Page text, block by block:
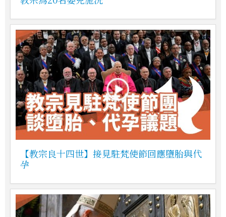
【教宗良十四世】接見駐梵使節回應墮胎與代
孕